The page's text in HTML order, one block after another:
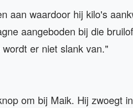
aan waardoor hij kilo's
aangeboden bij die
er niet slank van."
om bij Maik. Hij zwoegt